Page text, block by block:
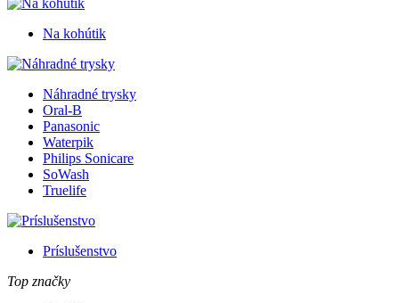
Na kohútik
Náhradné trysky
Oral-B
Panasonic
Waterpik
Philips Sonicare
SoWash
Truelife
Príslušenstvo
Top značky